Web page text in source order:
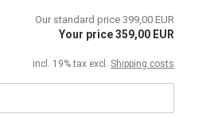
Our standard price 399,00 EUR
Your price 359,00 EUR
incl. 19% tax excl. Shipping costs